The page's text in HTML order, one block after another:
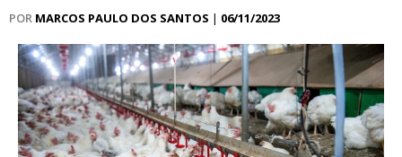
POR MARCOS PAULO DOS SANTOS | 06/11/2023